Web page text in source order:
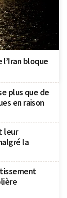
bloque
plus que de
en raison
leur
la